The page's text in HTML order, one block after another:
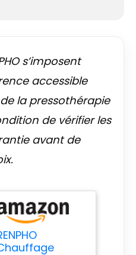
la récupération
simplifié :
Le grand écran LED
la
de
ce masseur de
à
vos
paramètres de
(mode,
chaleur et
s’imposent
accessible
la pressothérapie
de vérifier les
avant de